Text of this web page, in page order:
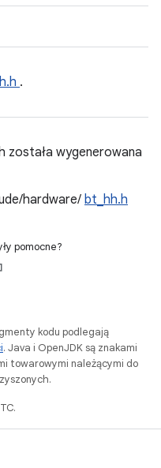
.
została wygenerowana
hardware/ bt_hh.h
pomocne?
kodu podlegają
. Java i OpenJDK są znakami
towarowymi należącymi do